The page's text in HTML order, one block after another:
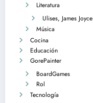
Literatura
Ulises, James Joyce
Música
Cocina
Educación
GorePainter
BoardGames
Rol
Tecnología